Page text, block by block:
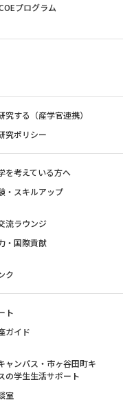
プログラム
究する（産学官連携）
究ポリシー
を考えている方へ
・スキルアップ
流ラウンジ
・国際貢献
ク
ト
ガイド
ャンパス・市ヶ谷田町キ
の学生生活サポート
室